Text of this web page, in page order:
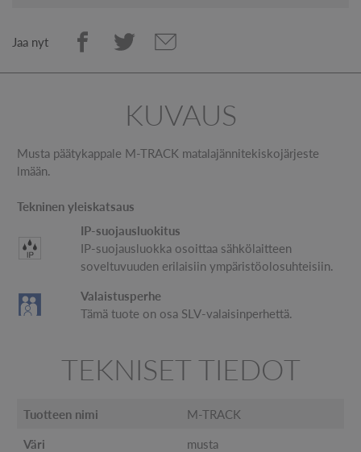
Jaa nyt
KUVAUS
Musta päätykappale M-TRACK matalajännitekiskojärjeste
lmään.
Tekninen yleiskatsaus
IP-suojausluokitus
IP-suojausluokka osoittaa sähkölaitteen
soveltuvuuden erilaisiin ympäristöolosuhteisiin.
Valaistusperhe
Tämä tuote on osa SLV-valaisinperhettä.
TEKNISET TIEDOT
Tuotteen nimi M-TRACK
Väri musta